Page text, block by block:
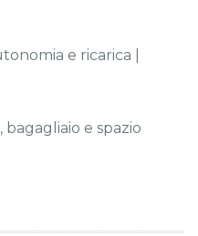
e ricarica |
bagagliaio e spazio